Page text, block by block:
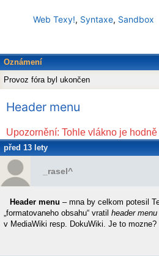
Web Texy!, Syntaxe, Sandbox
Oznámení
Provoz fóra byl ukončen
Header menu
Upozornění: Tohle vlákno je hodně
před 13 lety
_rasel^
Header menu – mna by celkom potesil
„formatovaneho obsahu“ vratil header menu
v MediaWiki resp. DokuWiki. Je to mozne?